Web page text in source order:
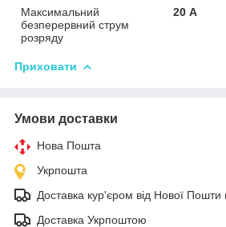
Максимальний
безперервний струм
розряду
20 А
Приховати
Умови доставки
Нова Пошта
Укрпошта
Доставка кур'єром від Нової Пошти
Доставка Укрпоштою